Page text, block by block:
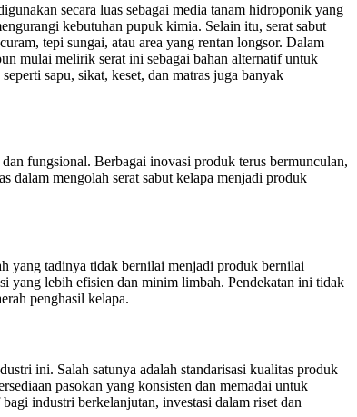
secara luas sebagai media tanam hidroponik yang
kebutuhan pupuk kimia. Selain itu, serat sabut
tepi sungai, atau area yang rentan longsor. Dalam
mulai melirik serat ini sebagai bahan alternatif untuk
sapu, sikat, keset, dan matras juga banyak
fungsional. Berbagai inovasi produk terus bermunculan,
dalam mengolah serat sabut kelapa menjadi produk
yang tadinya tidak bernilai menjadi produk bernilai
yang lebih efisien dan minim limbah. Pendekatan ini tidak
penghasil kelapa.
ini. Salah satunya adalah standarisasi kualitas produk
pasokan yang konsisten dan memadai untuk
industri berkelanjutan, investasi dalam riset dan